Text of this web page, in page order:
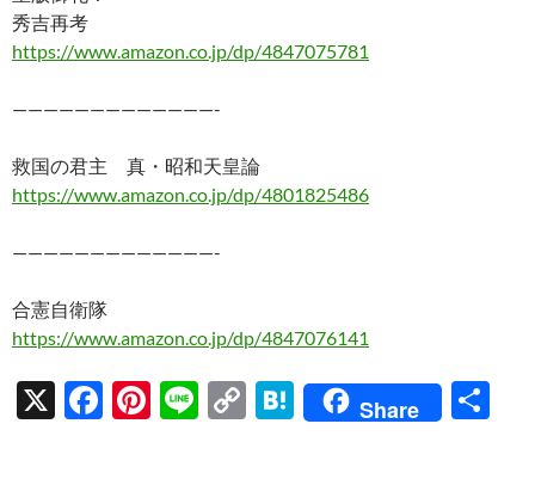
秀吉再考
https://www.amazon.co.jp/dp/4847075781
—————————————-
救国の君主 真・昭和天皇論
https://www.amazon.co.jp/dp/4801825486
—————————————-
合憲自衛隊
https://www.amazon.co.jp/dp/4847076141
X
F
Pi Li
C
H
Share